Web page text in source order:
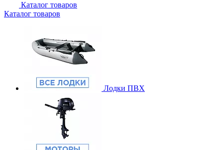
Каталог товаров
Каталог товаров
Лодки ПВХ